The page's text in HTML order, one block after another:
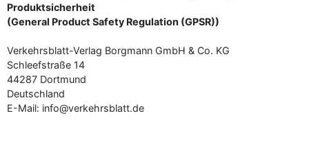
Produktsicherheit
(General Product Safety Regulation (GPSR))
Verkehrsblatt-Verlag Borgmann GmbH & Co. KG
Schleefstraße 14
44287 Dortmund
Deutschland
E-Mail: info@verkehrsblatt.de